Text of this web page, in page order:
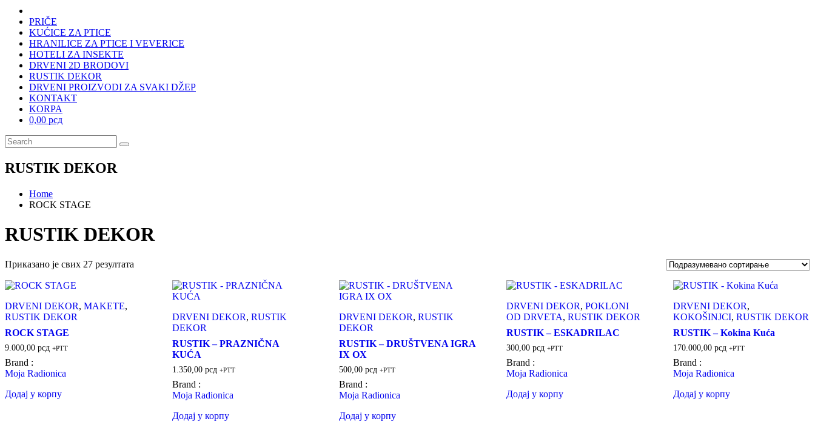
PRIČE
KUĆICE ZA PTICE
HRANILICE ZA PTICE I VEVERICE
HOTELI ZA INSEKTE
DRVENI 2D BRODOVI
RUSTIK DEKOR
DRVENI PROIZVODI ZA SVAKI DŽEP
KONTAKT
KORPA
0,00 рсд
RUSTIK DEKOR
Home
ROCK STAGE
RUSTIK DEKOR
Приказано је свих 27 резултата
DRVENI DEKOR, MAKETE,
RUSTIK DEKOR
ROCK STAGE
9.000,00 рсд +PTT
Brand :
Moja Radionica
Додај у корпу
DRVENI DEKOR, RUSTIK
DEKOR
RUSTIK – PRAZNIČNA
KUĆA
1.350,00 рсд +PTT
Brand :
Moja Radionica
Додај у корпу
DRVENI DEKOR,RUSTIK
DEKOR
RUSTIK – DRUŠTVENA IGRA
IX OX
500,00рсд +PTT
Brand :
Moja Radionica
Додај у корпу
DRVENI DEKOR, POKLONI
OD DRVETA, RUSTIK DEKOR
RUSTIK – ESKADRILAC
300,00 рсд +PTT
Brand :
Moja Radionica
Додај у корпу
DRVENI DEKOR,
KOKOŠINJCI,RUSTIK DEKOR
RUSTIK – Kokina Kuća
170.000,00рсд +PTT
Brand :
Moja Radionica
Додај у корпу